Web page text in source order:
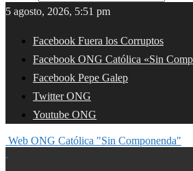
5 agosto, 2026, 5:51 pm
Facebook Fuera los Corruptos
Facebook ONG Católica «Sin
Facebook Pepe Galep
Twitter ONG
Youtube ONG
Web ONG Católica "Sin Componenda"